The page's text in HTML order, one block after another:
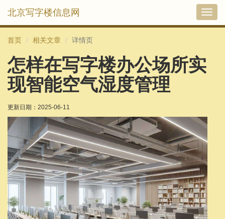
切
北京写字楼信息网
首页 相关文章 详情页
怎样在写字楼办公场所实
现智能空气湿度管理
更新日期： 2025-06-11